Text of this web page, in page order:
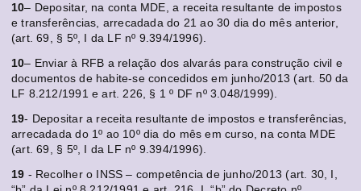
10– Depositar, na conta MDE, a receita resultante de impostos
e transferências, arrecadada do 21 ao 30 dia do mês anterior,
(art. 69, § 5º, I da LF nº 9.394/1996).
10– Enviar à RFB a relação dos alvarás para construção civil e
documentos de habite-se concedidos em junho/2013 (art. 50 da
LF 8.212/1991 e art. 226, § 1 º DF nº 3.048/1999).
19- Depositar a receita resultante de impostos e transferências,
arrecadada do 1º ao 10º dia do mês em curso, na conta MDE
(art. 69, § 5º, I da LF nº 9.394/1996).
19 - Recolher o INSS – competência de junho/2013 (art. 30, I,